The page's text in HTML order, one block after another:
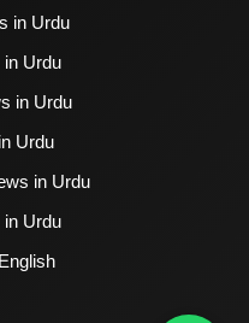
in Urdu
Urdu
in Urdu
Urdu
in Urdu
in Urdu